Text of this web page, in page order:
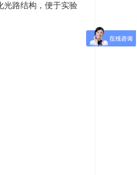
光路结构，便于实验